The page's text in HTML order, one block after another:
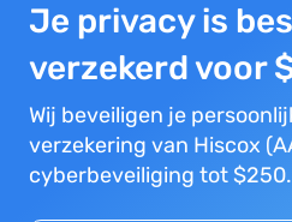
Je privacy is
verzekerd voor
Wij beveiligen je
verzekering van Hiscox
cyberbeveiliging tot